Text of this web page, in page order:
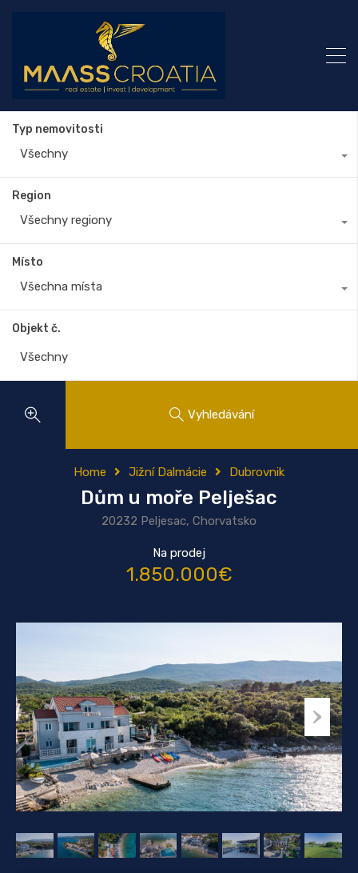
Typ nemovitosti
Všechny
Region
Všechny regiony
Místo
Všechna místa
Objekt č.
Vyhledávání
Home Jižní Dalmácie Dubrovnik
Dům u moře Pelješac
20232 Peljesac, Chorvatsko
Na prodej
1.850.000€